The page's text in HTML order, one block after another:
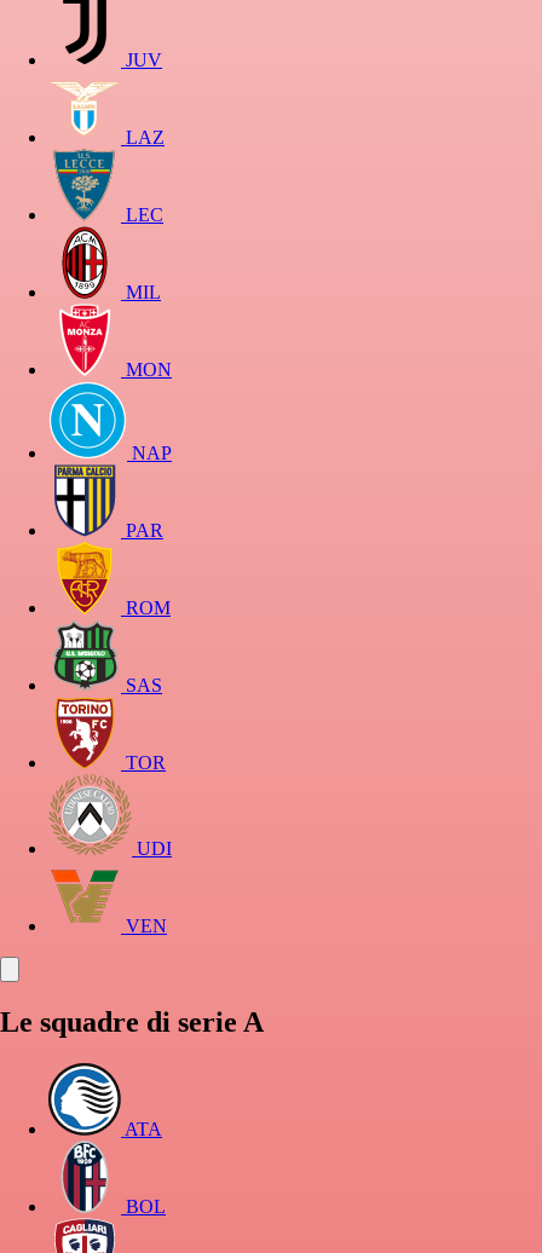
JUV
LAZ
LEC
MIL
MON
NAP
PAR
ROM
SAS
TOR
UDI
VEN
Le squadre di serie A
ATA
BOL